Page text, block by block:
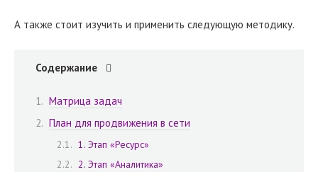
А также стоит изучить и применить следующую методику.
Содержание
Матрица задач
План для продвижения в сети
1. Этап «Ресурс»
2. Этап «Аналитика»